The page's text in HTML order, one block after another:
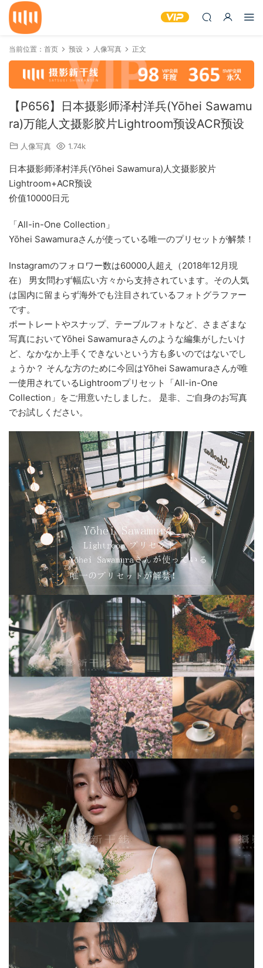
当前位置： 首页 预设 人像写真 正文
【P656】日本摄影师泽村洋兵(Yōhei Sawamu
ra)万能人文摄影胶片Lightroom预设ACR预设
人像写真 1.74k
日本摄影师泽村洋兵(Yōhei Sawamura)人文摄影胶片
Lightroom+ACR预设
价值10000日元
「All-in-One Collection」
Yōhei Sawamuraさんが使っている唯一のプリセットが解禁！
Instagramのフォロワー数は60000人超え（2018年12月現
在） 男女問わず幅広い方々から支持されています。その人気
は国内に留まらず海外でも注目されているフォトグラファー
です。
ポートレートやスナップ、テーブルフォトなど、さまざまな
写真においてYōhei Sawamuraさんのような編集がしたいけ
ど、なかなか上手くできないという方も多いのではないでし
ょうか？ そんな方のために今回はYōhei Sawamuraさんが唯
一使用されているLightroomプリセット「All-in-One
Collection」をご用意いたしました。 是非、ご自身のお写真
でお試しください。